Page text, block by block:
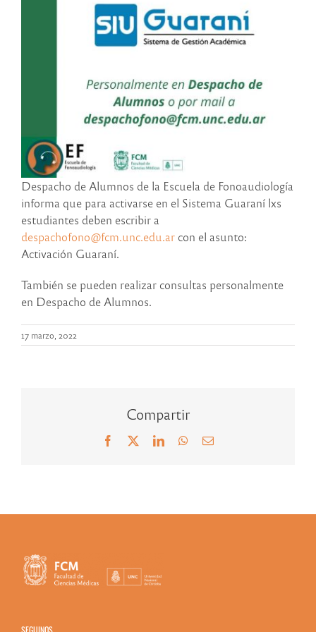
Despacho de Alumnos de la Escuela de Fonoaudiología
informa que para activarse en el Sistema Guaraní lxs
estudiantes deben escribir a
despachofono@fcm.unc.edu.ar con el asunto:
Activación Guaraní.
También se pueden realizar consultas personalmente
en Despacho de Alumnos.
17 marzo, 2022
Compartir
Facebook LinkedInWhatsApp
Correo
SEGUINOS